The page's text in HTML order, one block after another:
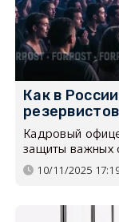
Как в
резервистов
Кадровый
защиты важных
10/11/2025